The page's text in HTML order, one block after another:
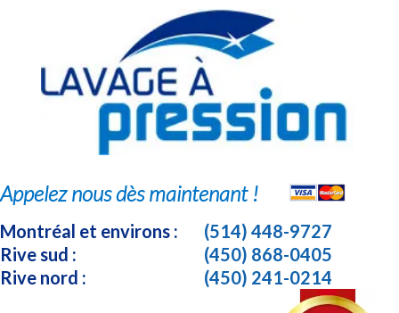
Appelez nous dès maintenant !
Montréal et environs :
(514) 448-9727
Rive sud :
(450) 868-0405
Rive nord :
(450) 241-0214